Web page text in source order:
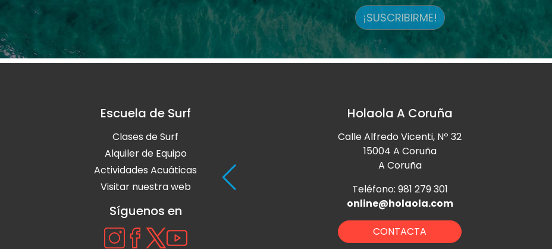
¡SUSCRIBIRME!
Escuela de Surf
Clases de Surf
Alquiler de Equipo
Actividades Acuáticas
Visitar nuestra web
Síguenos en
Holaola A Coruña
Calle Alfredo Vicenti, Nº 32
15004 A Coruña
A Coruña
Teléfono: 981 279 301
online@holaola.com
CONTACTA